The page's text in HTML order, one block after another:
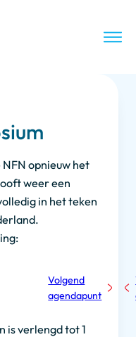
opnieuw het
weer een
in het teken
is verlengd tot 1
Volgend
agendapunt